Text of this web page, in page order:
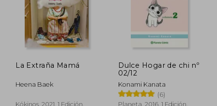
La Extraña Mamá
Heena Baek
Kókinos, 2021, 1 Edición,
Dulce Hogar de chi nº
02/12
Konami Kanata
(6)
Planeta, 2016, 1 Edición,